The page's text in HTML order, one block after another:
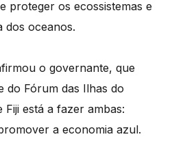
proteger os ecossistemas e
dos oceanos.
o governante, que
do Fórum das Ilhas do
está a fazer ambas:
a economia azul.